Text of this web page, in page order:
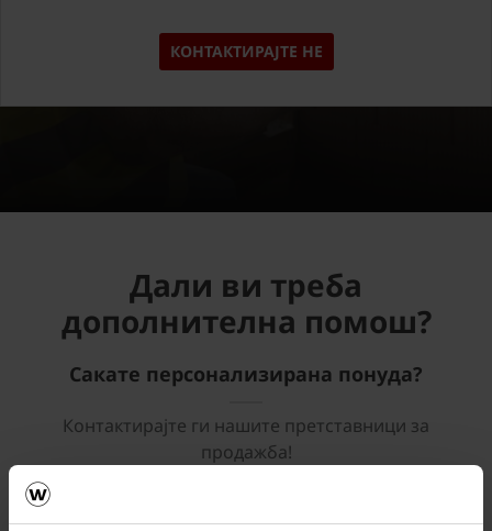
КОНТАКТИРАЈТЕ НЕ
Дали ви треба
дополнителна помош?
Сакате персонализирана понуда?
Контактирајте ги нашите претставници за
продажба!
ПРЕТСТАВНИЦИ ЗА ПРОДАЖБА